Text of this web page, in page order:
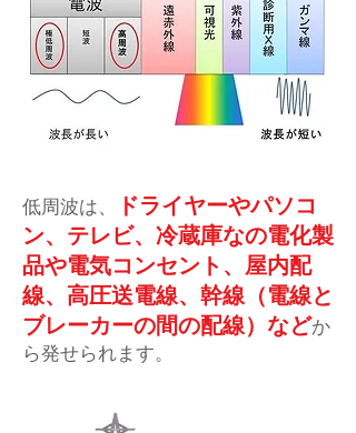
低周波は、
ドライヤーやパソコ
ン、テレビ、冷蔵庫なの電化製
品や電気コンセント、屋内配
線、高圧送電線、幹線（電線と
ブレーカーの間の配線）などか
ら発せられます。